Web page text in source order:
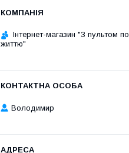
Інтернет-магазин "З пультом по
життю"
Володимир